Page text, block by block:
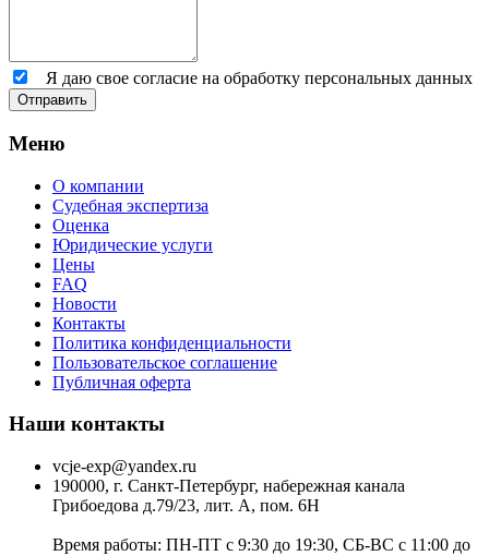
Я даю свое согласие на обработку персональных данных
Отправить
Меню
О компании
Судебная экспертиза
Оценка
Юридические услуги
Цены
FAQ
Новости
Контакты
Политика конфиденциальности
Пользовательское соглашение
Публичная оферта
Наши контакты
vcje-exp@yandex.ru
190000, г. Санкт-Петербург, набережная канала
Грибоедова д.79/23, лит. А, пом. 6Н
Время работы: ПН-ПТ с 9:30 до 19:30, СБ-ВС с 11:00 до